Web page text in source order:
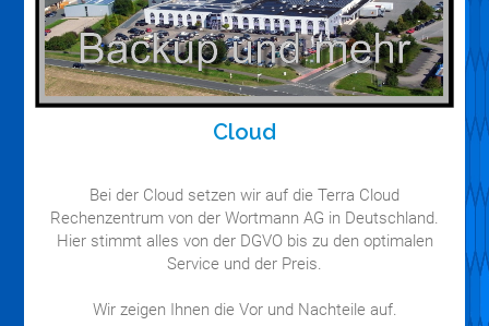
Cloud
Bei der Cloud setzen wir auf die Terra Cloud
Rechenzentrum von der Wortmann AG in Deutschland.
Hier stimmt alles von der DGVO bis zu den optimalen
Service und der Preis.
Wir zeigen Ihnen die Vor und Nachteile auf.